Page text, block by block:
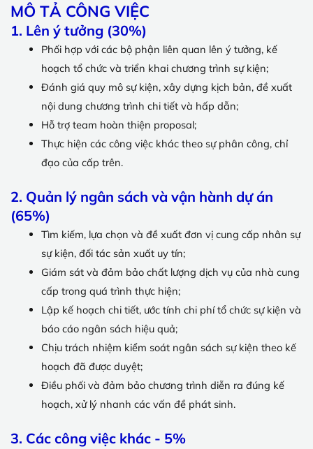
MÔ TẢ CÔNG VIỆC
1. Lên ý tưởng (30%)
Phối hợp với các bộ phận liên quan lên ý tưởng, kế
hoạch tổ chức và triển khai chương trình sự kiện;
Đánh giá quy mô sự kiện, xây dựng kịch bản, đề xuất
nội dung chương trình chi tiết và hấp dẫn;
Hỗ trợ team hoàn thiện proposal;
Thực hiện các công việc khác theo sự phân công, chỉ
đạo của cấp trên.
2. Quản lý ngân sách và vận hành dự án
(65%)
Tìm kiếm, lựa chọn và đề xuất đơn vị cung cấp nhân sự
sự kiện, đối tác sản xuất uy tín;
Giám sát và đảm bảo chất lượng dịch vụ của nhà cung
cấp trong quá trình thực hiện;
Lập kế hoạch chi tiết, ước tính chi phí tổ chức sự kiện và
báo cáo ngân sách hiệu quả;
Chịu trách nhiệm kiểm soát ngân sách sự kiện theo kế
hoạch đã được duyệt;
Điều phối và đảm bảo chương trình diễn ra đúng kế
hoạch, xử lý nhanh các vấn đề phát sinh.
3. Các công việc khác - 5%